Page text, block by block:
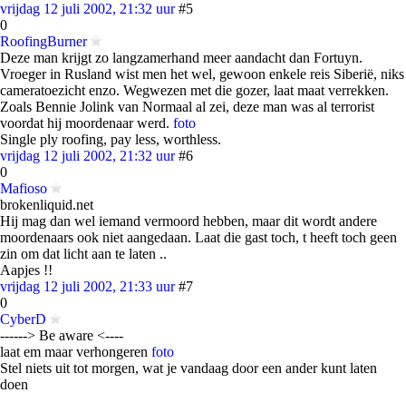
vrijdag 12 juli 2002, 21:32 uur #5
0
RoofingBurner
Deze man krijgt zo langzamerhand meer aandacht dan Fortuyn.
Vroeger in Rusland wist men het wel, gewoon enkele reis Siberië, niks
cameratoezicht enzo. Wegwezen met die gozer, laat maat verrekken.
Zoals Bennie Jolink van Normaal al zei, deze man was al terrorist
voordat hij moordenaar werd. foto
Single ply roofing, pay less, worthless.
vrijdag 12 juli 2002, 21:32 uur #6
0
Mafioso
brokenliquid.net
Hij mag dan wel iemand vermoord hebben, maar dit wordt andere
moordenaars ook niet aangedaan. Laat die gast toch, t heeft toch geen
zin om dat licht aan te laten ..
Aapjes !!
vrijdag 12 juli 2002, 21:33 uur #7
0
CyberD
------> Be aware <----
laat em maar verhongeren foto
Stel niets uit tot morgen, wat je vandaag door een ander kunt laten
doen